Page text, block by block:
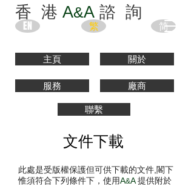
香 港 A&A 諮 詢
EN 繁 简
主頁 關於
服務 廠商
聯繫
文件下載
此處是受版權保護但可供下載的文件,閣下
惟須符合下列條件下，使用A&A提供附於